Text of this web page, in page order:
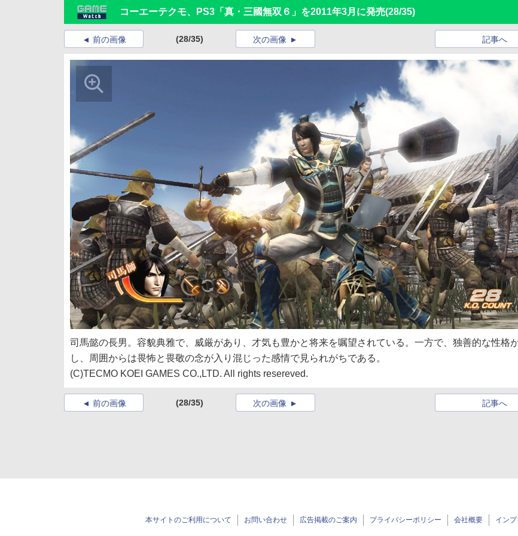
コーエーテクモ、PS3「真・三國無双６」を2011年3月に発売(28/35)
前の画像 (28/35) 記事へ
次の画像
司馬懿の長男。容貌典雅で、威厳があり、才気も豊かと将来を嘱望されている。一方で、独善的な性格
し、周囲からは畏怖と畏敬の念が入り混じった感情で見られがちである。
(C)TECMO KOEI GAMES CO.,LTD. All rights resereved.
前の画像 (28/35) 記事へ
次の画像
本サイトのご利用について お問い合わせ 広告掲載のご案内 プライバシーポリシー 会社概要 イン